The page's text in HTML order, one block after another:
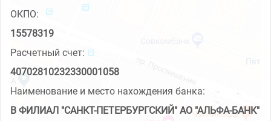
ОКПО:
15578319
Расчетный счет:
40702810232330001058
Наименование и место нахождения банка:
В ФИЛИАЛ "САНКТ-ПЕТЕРБУРГСКИЙ" АО "АЛЬФА-БАНК"